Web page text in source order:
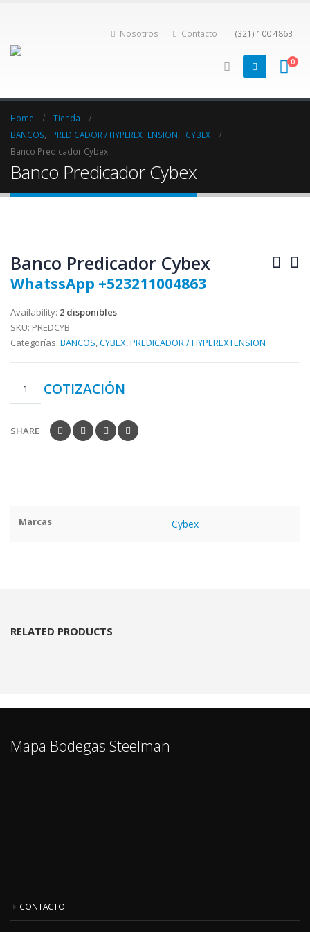
Nosotros Contacto (321) 100 4863
0
Home
Tienda
BANCOS
PREDICADOR / HYPEREXTENSION
CYBEX
Banco Predicador Cybex
Banco Predicador Cybex
Banco Predicador Cybex
WhatssApp +523211004863
Availability: 2 disponibles
SKU: PREDCYB
Categorías: BANCOS,CYBEX,PREDICADOR / HYPEREXTENSION
COTIZACIÓN
SHARE
Marcas Cybex
RELATED PRODUCTS
Mapa Bodegas Steelman
CONTACTO